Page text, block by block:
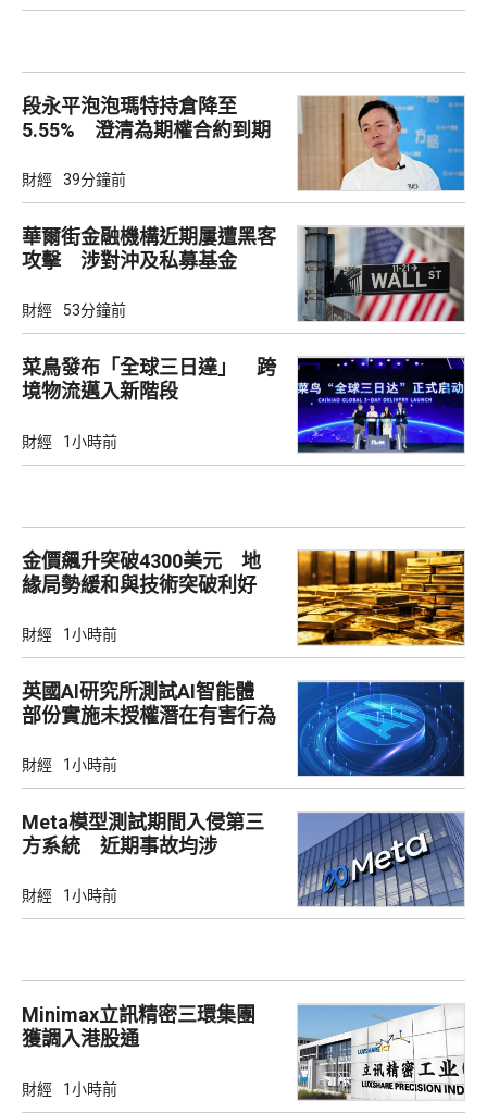
段永平泡泡瑪特持倉降至
5.55% 澄清為期權合約到期
財經 39分鐘前
華爾街金融機構近期屢遭黑客
攻擊 涉對沖及私募基金
財經 53分鐘前
菜鳥發布「全球三日達」 跨
境物流邁入新階段
財經 1小時前
金價飆升突破4300美元 地
緣局勢緩和與技術突破利好
財經 1小時前
英國AI研究所測試AI智能體
部份實施未授權潛在有害行為
財經 1小時前
Meta模型測試期間入侵第三
方系統 近期事故均涉
財經 1小時前
Minimax立訊精密三環集團
獲調入港股通
財經 1小時前